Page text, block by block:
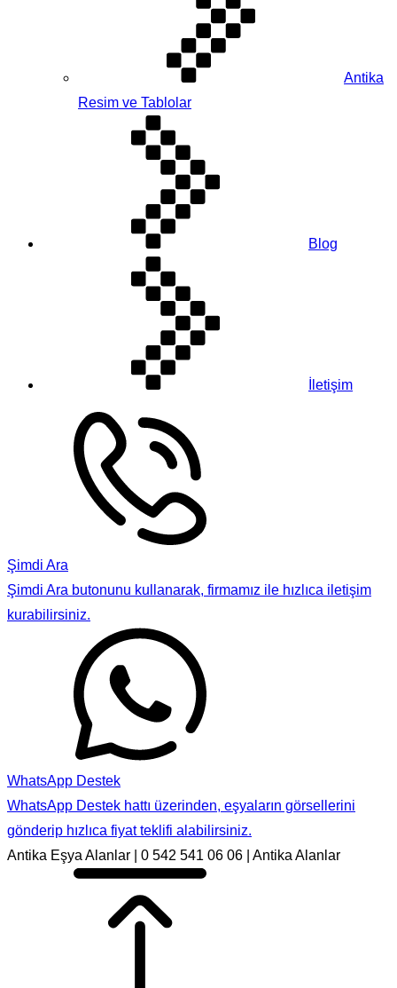
Antika
Resim ve Tablolar
Blog
İletişim
Şimdi Ara
Şimdi Ara butonunu kullanarak, firmamız ile hızlıca iletişim
kurabilirsiniz.
WhatsApp Destek
WhatsApp Destek hattı üzerinden, eşyaların görsellerini
gönderip hızlıca fiyat teklifi alabilirsiniz.
Antika Eşya Alanlar | 0 542 541 06 06 | Antika Alanlar